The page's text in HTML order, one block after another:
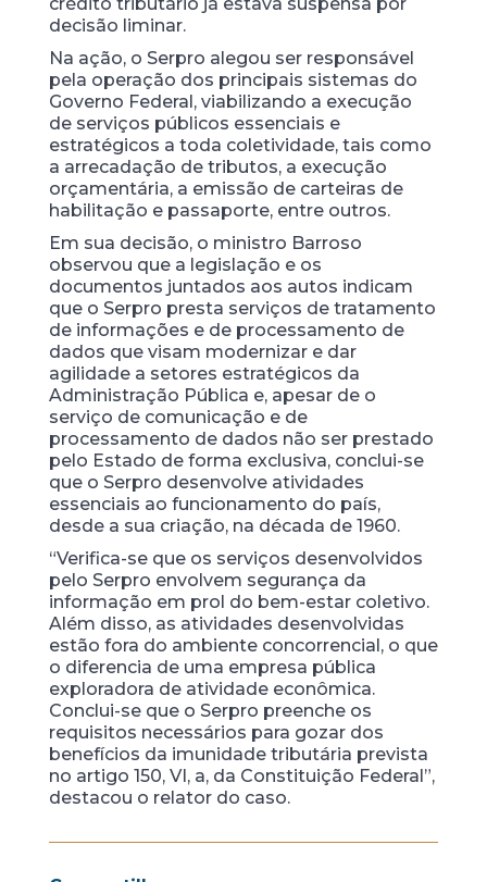
decisão liminar.
Na ação, o Serpro alegou ser responsável
pela operação dos principais sistemas do
Governo Federal, viabilizando a execução
de serviços públicos essenciais e
estratégicos a toda coletividade, tais como
a arrecadação de tributos, a execução
orçamentária, a emissão de carteiras de
habilitação e passaporte, entre outros.
Em sua decisão, o ministro Barroso
observou que a legislação e os
documentos juntados aos autos indicam
que o Serpro presta serviços de tratamento
de informações e de processamento de
dados que visam modernizar e dar
agilidade a setores estratégicos da
Administração Pública e, apesar de o
serviço de comunicação e de
processamento de dados não ser prestado
pelo Estado de forma exclusiva, conclui-se
que o Serpro desenvolve atividades
essenciais ao funcionamento do país,
desde a sua criação, na década de 1960.
“Verifica-se que os serviços desenvolvidos
pelo Serpro envolvem segurança da
informação em prol do bem-estar coletivo.
Além disso, as atividades desenvolvidas
estão fora do ambiente concorrencial, o que
o diferencia de uma empresa pública
exploradora de atividade econômica.
Conclui-se que o Serpro preenche os
requisitos necessários para gozar dos
benefícios da imunidade tributária prevista
no artigo 150, VI, a, da Constituição Federal”,
destacou o relator do caso.